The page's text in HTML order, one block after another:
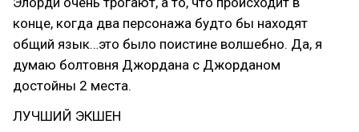
конце, когда два персонажа будто бы находят
общий язык…это было поистине волшебно. Да, я
думаю болтовня Джордана с Джорданом
достойны 2 места.
ЛУЧШИЙ ЭКШЕН